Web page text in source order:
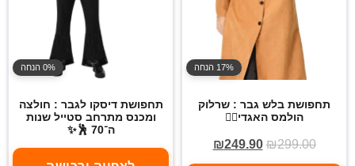
17% הנחה
תחפושת בלש גבר : שרלוק
הולמס האגדי🕵️‍♂️
₪299.00
₪249.90
0% הנחה
תחפושת דיסקו לגבר : חולצה
ומכנס מתרחב סטייל שנות
ה־70 🕺✨